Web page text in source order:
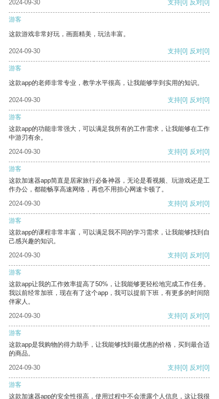
2024-09-30 支持 [0] 反对 [0]
游客
这款游戏非常好玩，画面精美，玩法丰富。
2024-09-30 支持[0] 反对[0]
游客
这款app的老师非常专业，教学水平很高，让我能够学到实用的知识。
2024-09-30 支持[0] 反对[0]
游客
这款app的功能非常强大，可以满足我所有的工作需求，让我能够在工作
中游刃有余。
2024-09-30
支持[0] 反对[0]
游客
这款加速器app简直是居家旅行必备神器，无论是看视频、玩游戏还是工
作办公，都能畅享高速网络，再也不用担心网速卡顿了。
2024-09-30
支持[0] 反对[0]
游客
这款app的课程非常丰富，可以满足我不同的学习需求，让我能够找到自
己感兴趣的知识。
2024-09-30
支持[0] 反对[0]
游客
这款app让我的工作效率提高了50%，让我能够更轻松地完成工作任务。
我以前经常加班，现在有了这个app，我可以提前下班，有更多的时间陪
伴家人。
2024-09-30
支持[0] 反对[0]
游客
这款app是我购物的得力助手，让我能够找到最优惠的价格，买到最合适
的商品。
2024-09-30
支持[0] 反对[0]
游客
这款加速器app的安全性很高，使用过程中不会泄露个人信息，这让我很